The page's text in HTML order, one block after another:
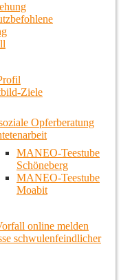
Ziele
Opferberatung
MANEO-Teestube
Schöneberg
MANEO-Teestube
Moabit
online melden
schwulenfeindlicher